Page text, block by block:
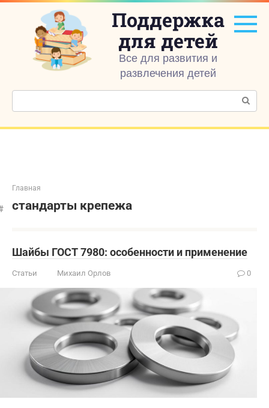
Перейти
контенту
Поддержка
для детей
Все для развития и
развлечения детей
Поиск:
Главная
стандарты крепежа
Шайбы ГОСТ 7980: особенности и применение
Статьи Михаил Орлов 0